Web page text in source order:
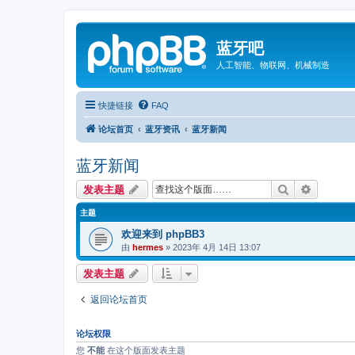
蓝牙吧
人工智能、物联网、机械制造
快捷链接 FAQ
论坛首页 蓝牙资讯 蓝牙新闻
蓝牙新闻
发表主题 搜索
主题
欢迎来到 phpBB3
由 hermes » 2023年 4月 14日 13:07
发表主题
返回论坛首页
论坛权限
您 不能 在这个版面发表主题